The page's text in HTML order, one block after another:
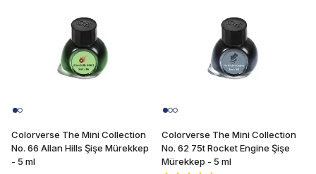
Colorverse The Mini Collection
No. 66 Allan Hills Şişe Mürekkep
- 5 ml
Colorverse The Mini Collection
No. 62 75t Rocket Engine Şişe
Mürekkep - 5 ml